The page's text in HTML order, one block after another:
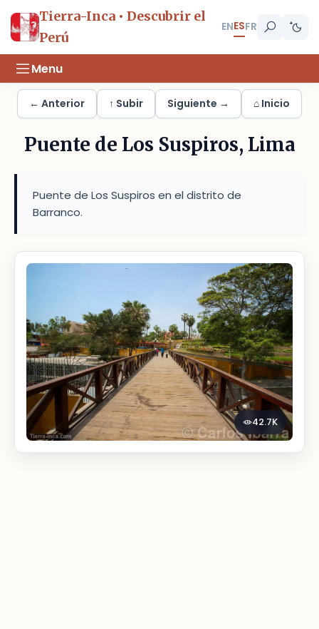
Tierra-Inca • Descubrir el
Perú
ENESFR
Menu
← Anterior ↑ Subir Siguiente → ⌂ Inicio
Puente de Los Suspiros, Lima
Puente de Los Suspiros en el distrito de
Barranco.
42.7K